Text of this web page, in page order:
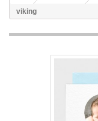
viking